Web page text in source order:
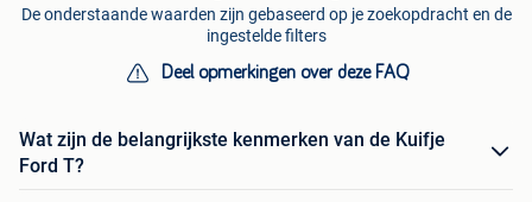
De onderstaande waarden zijn gebaseerd op je zoekopdracht en de
ingestelde filters
Deel opmerkingen over deze FAQ
Wat zijn de belangrijkste kenmerken van de Kuifje
Ford T?